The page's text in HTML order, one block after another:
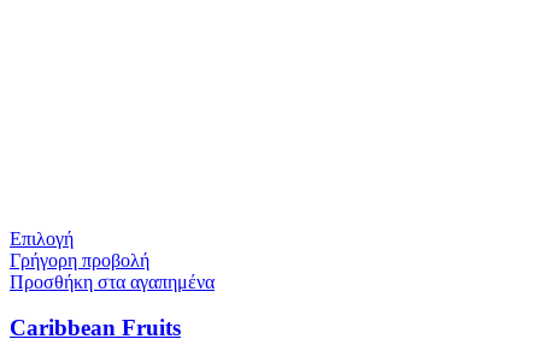
Επιλογή
Γρήγορη προβολή
Προσθήκη στα αγαπημένα
Caribbean Fruits